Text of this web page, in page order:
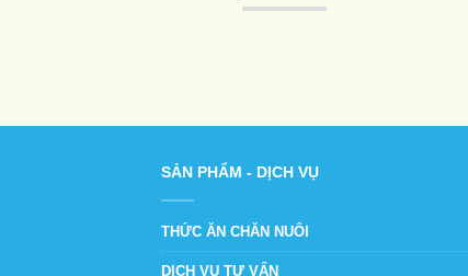
SẢN PHẨM - DỊCH VỤ
THỨC ĂN CHĂN NUÔI
DỊCH VỤ TƯ VẤN